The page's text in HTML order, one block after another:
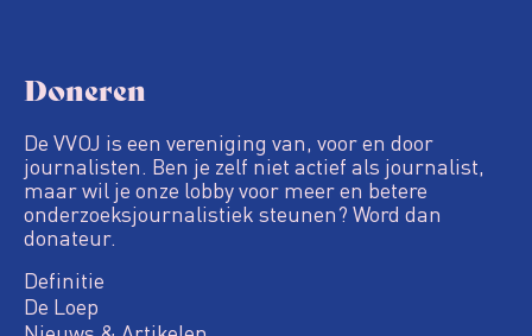
Doneren
De VVOJ is een vereniging van, voor en door
journalisten. Ben je zelf niet actief als journalist,
maar wil je onze lobby voor meer en betere
onderzoeksjournalistiek steunen? Word dan
donateur.
Definitie
De Loep